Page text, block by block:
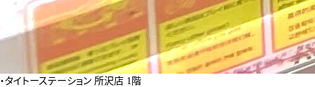
・タイトーステーション 所沢店 1階